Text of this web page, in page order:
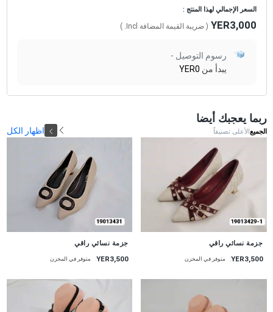
السعر الإجمالي لهذا المنتج :
YER3,000 ( ضريبة القيمة المضافة Incl.
)
رسوم التوصيل -
يبدأ من YER0
ربما يعجبك أيضا
الجميعالأعلى تصنيفاً اظهار الكل
جزمة نسائي راقي
YER3,500 متوفر في المخزن
جزمة نسائي راقي
YER3,500 متوفر في المخزن